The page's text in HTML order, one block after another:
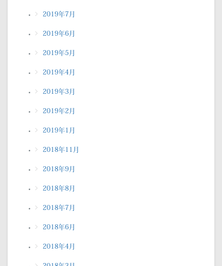
2019年7月
2019年6月
2019年5月
2019年4月
2019年3月
2019年2月
2019年1月
2018年11月
2018年9月
2018年8月
2018年7月
2018年6月
2018年4月